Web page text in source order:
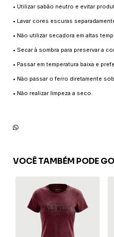
• Utilizar sabão neutro e evitar
• Lavar cores escuras
• Não utilizar secadora em altas
• Secar à sombra para preservar a
• Passar em temperatura baixa e
• Não passar o ferro diretamente
• Não realizar limpeza a seco.
VOCÊ TAMBÉM PODE